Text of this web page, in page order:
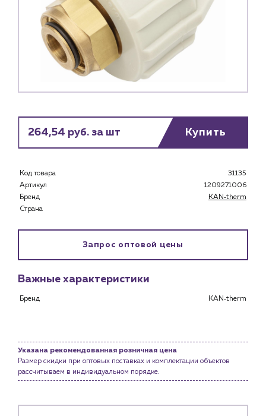
Доставка
Портфолио
264,54 руб. за шт Купить
Код товара
31135
Артикул
1209271006
Бренд
KAN‑therm
Страна
Запрос оптовой цены
Важные характеристики
Бренд KAN‑therm
Указана рекомендованная розничная цена
Размер скидки при оптовых поставках и комплектации объектов
рассчитываем в индивидуальном порядке.